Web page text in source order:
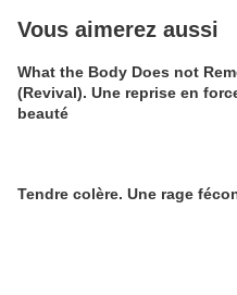
Vous aimerez aussi
What the Body Does not
(Revival). Une reprise en
beauté
Tendre colère. Une rage